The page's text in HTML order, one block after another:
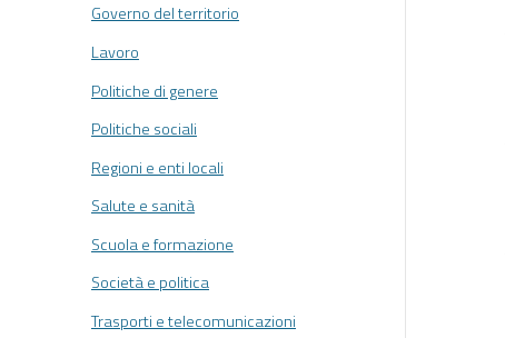
Governo del territorio
Lavoro
Politiche di genere
Politiche sociali
Regioni e enti locali
Salute e sanità
Scuola e formazione
Società e politica
Trasporti e telecomunicazioni